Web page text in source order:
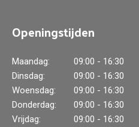
Openingstijden
Maandag:
09:00 - 16:30
Dinsdag:
09:00 - 16:30
Woensdag:
09:00 - 16:30
Donderdag:
09:00 - 16:30
Vrijdag:
09:00 - 16:30